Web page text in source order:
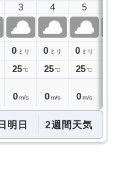
3
0 ミリ
25℃
0 m/s
4
0 ミリ
25℃
0 m/s
5
0 ミリ
25℃
0 m/s
明日 2週間天気